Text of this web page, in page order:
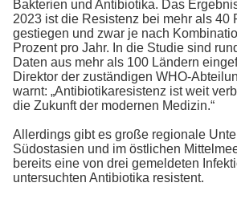
Bakterien und Antibiotika. Das
2023 ist die Resistenz bei mehr als 40
gestiegen und zwar je nach
Prozent pro Jahr. In die Studie sind
Daten aus mehr als 100 Ländern
Direktor der zuständigen WHO-
warnt: „Antibiotikaresistenz ist weit
die Zukunft der modernen Medizin.“
Allerdings gibt es große regionale
Südostasien und im östlichen
bereits eine von drei gemeldeten
untersuchten Antibiotika resistent.